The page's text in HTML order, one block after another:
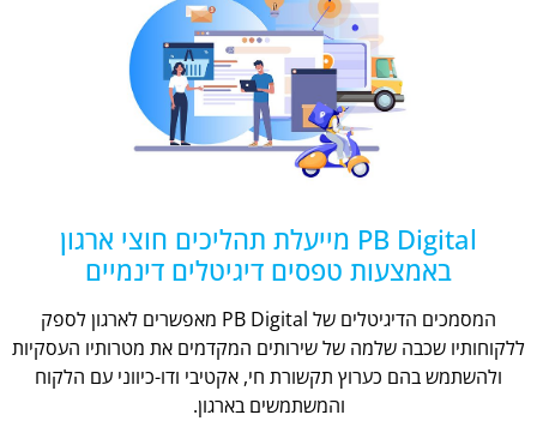
PB Digital מייעלת תהליכים חוצי ארגון
באמצעות טפסים דיגיטלים דינמיים
המסמכים הדיגיטלים של PB Digital מאפשרים לארגון לספק
ללקוחותיו שכבה שלמה של שירותים המקדמים את מטרותיו העסקיות
ולהשתמש בהם כערוץ תקשורת חי, אקטיבי ודו-כיווני עם הלקוח
והמשתמשים בארגון.